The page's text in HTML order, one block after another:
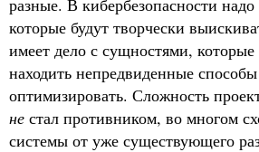
которые будут творчески
имеет дело с сущностями,
находить непредвиденные
оптимизировать. Сложность
не стал противником, во многом
системы от уже существующего